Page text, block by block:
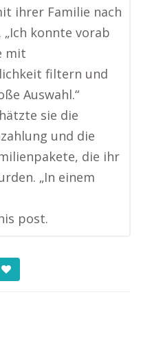
ihrer Familie nach
„Ich konnte vorab
mit
filtern und
Auswahl.“
sie die
und die
die ihr
„In einem
post.